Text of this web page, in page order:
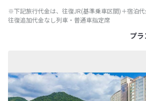
※下記旅行代金は、往復JR(基準乗車区間)＋宿泊代
往復追加代金なし列車・普通車指定席
プ